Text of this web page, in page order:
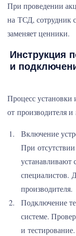
При проведении
на ТСД, сотрудник
заменяет ценники.
Инструкция
и
Процесс
от производителя и
Включение
При
устанавливают
специалистов.
производителя.
Подключение
системе.
и тестирование.